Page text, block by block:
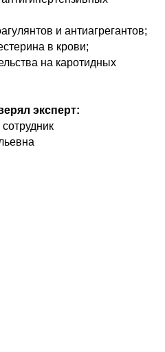
и антиагрегантов;
в крови;
на каротидных
эксперт: